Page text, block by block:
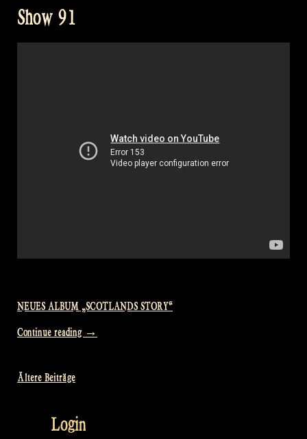
Show 91
NEUES ALBUM „SCOTLANDS STORY“
Continue reading „International
Show
→
Beitragsnavigation
Ältere Beiträge
Login